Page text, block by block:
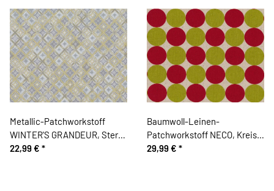
Metallic-Patchworkstoff
WINTER'S GRANDEUR, Stern-
Rauten, grau-gold metallic
22,99 € *
Baumwoll-Leinen-
Patchworkstoff NECO, Kreise,
rot-limette, Moda Fabrics
29,99 € *